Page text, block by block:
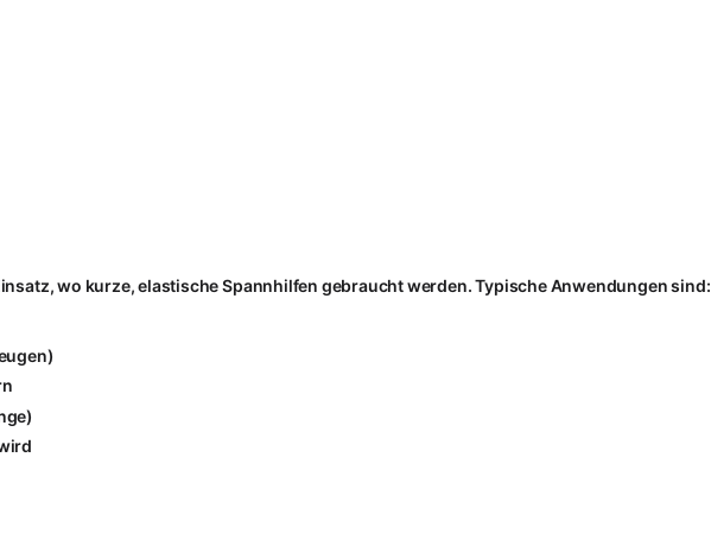
wo kurze, elastische Spannhilfen gebraucht werden. Typische Anwendungen sind: